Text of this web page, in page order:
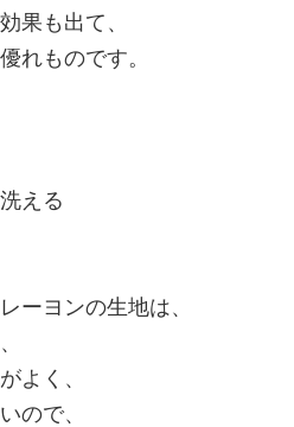
果も出て、
れものです。
える
ーヨンの生地は、
よく、
ので、